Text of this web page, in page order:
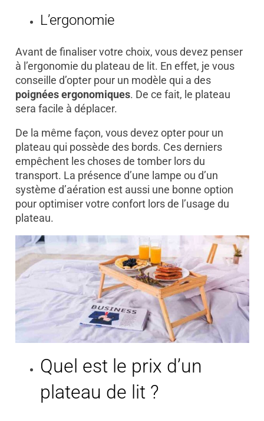
L’ergonomie
Avant de finaliser votre choix, vous devez penser
à l’ergonomie du plateau de lit. En effet, je vous
conseille d’opter pour un modèle qui a des
poignées ergonomiques. De ce fait, le plateau
sera facile à déplacer.
De la même façon, vous devez opter pour un
plateau qui possède des bords. Ces derniers
empêchent les choses de tomber lors du
transport. La présence d’une lampe ou d’un
système d’aération est aussi une bonne option
pour optimiser votre confort lors de l’usage du
plateau.
Quel est le prix d’un
plateau de lit ?